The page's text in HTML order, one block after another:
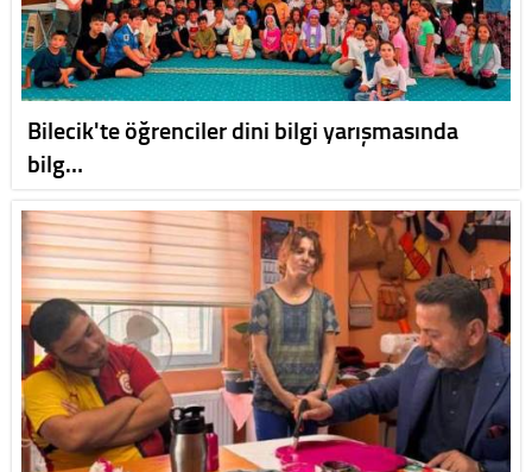
Bilecik'te öğrenciler dini bilgi yarışmasında
bilg…